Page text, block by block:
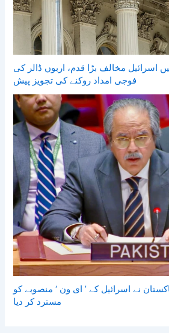
اسرائیل مخالف بڑا قدم، اربوں ڈالر کی
فوجی امداد روکنے کی تجویز پیش
نے اسرائیل کے ’ ای ون ‘ منصوبے کو
مسترد کر دیا